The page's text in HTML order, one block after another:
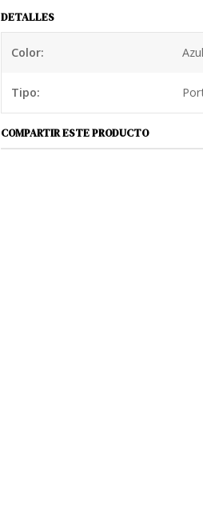
DETALLES
Color: Azul
Tipo:
COMPARTIR ESTE PRODUCTO